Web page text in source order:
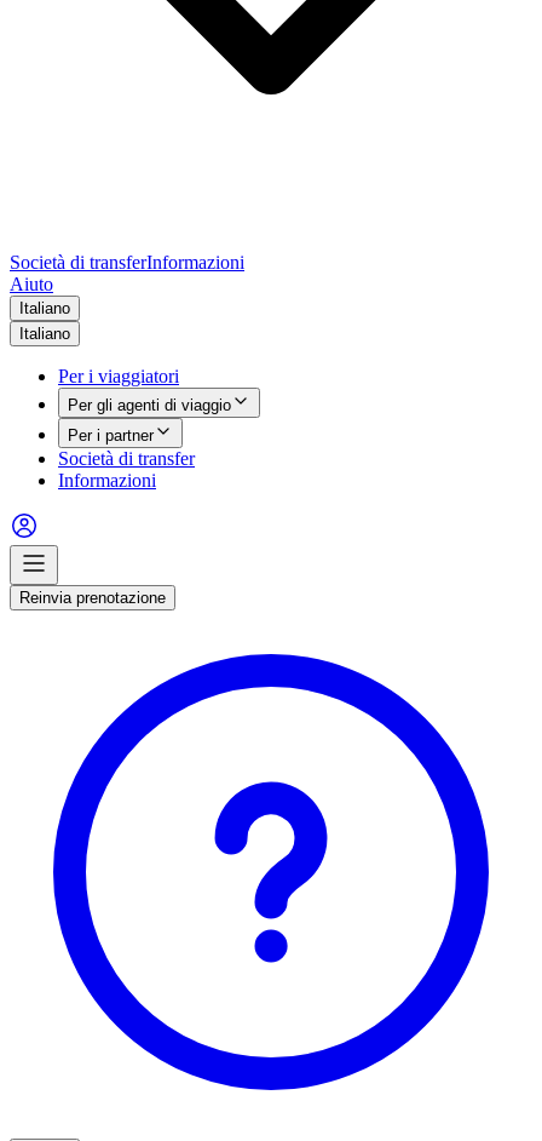
Società di transferInformazioni
Aiuto
Italiano
Italiano
Per i viaggiatori
Per gli agenti di viaggio
Per i partner
Società di transfer
Informazioni
Reinvia prenotazione